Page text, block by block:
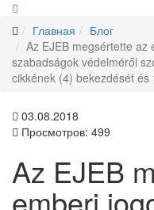
Главная
Блог
Az EJEB megsértette az
szabadságok védelméről
cikkének (4) bekezdését és
03.08.2018
Просмотров: 499
Az EJEB
emberi